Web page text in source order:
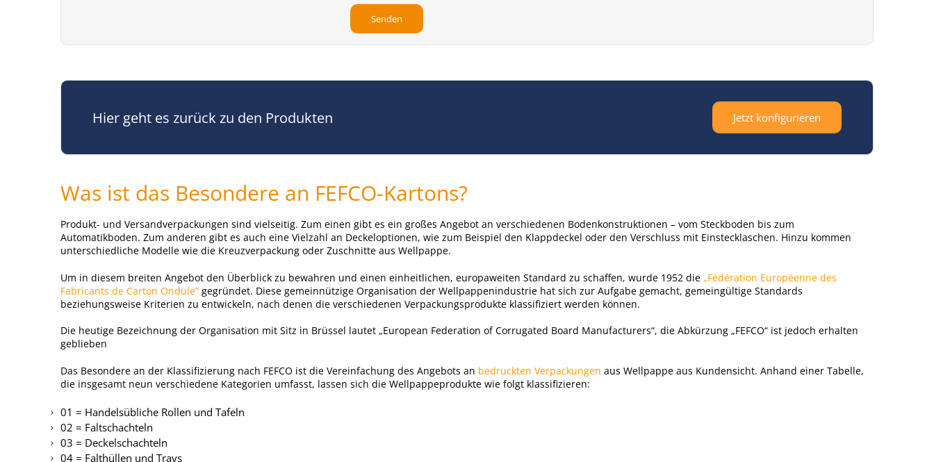
Hier geht es zurück zu den Produkten Jetzt konfigurieren
Was ist das Besondere an FEFCO-Kartons?
Produkt- und Versandverpackungen sind vielseitig. Zum einen gibt es ein großes Angebot an verschiedenen Bodenkonstruktionen – vom Steckboden bis zum
Automatikboden. Zum anderen gibt es auch eine Vielzahl an Deckeloptionen, wie zum Beispiel den Klappdeckel oder den Verschluss mit Einstecklaschen. Hinzu kommen
unterschiedliche Modelle wie die Kreuzverpackung oder Zuschnitte aus Wellpappe.
Um in diesem breiten Angebot den Überblick zu bewahren und einen einheitlichen, europaweiten Standard zu schaffen, wurde 1952 die „Fédération Européenne des
Fabricants de Carton Ondule“ gegründet. Diese gemeinnützige Organisation der Wellpappenindustrie hat sich zur Aufgabe gemacht, gemeingültige Standards
beziehungsweise Kriterien zu entwickeln, nach denen die verschiedenen Verpackungsprodukte klassifiziert werden können.
Die heutige Bezeichnung der Organisation mit Sitz in Brüssel lautet „European Federation of Corrugated Board Manufacturers“, die Abkürzung „FEFCO“ ist jedoch erhalten
geblieben
Das Besondere an der Klassifizierung nach FEFCO ist die Vereinfachung des Angebots an bedruckten Verpackungen aus Wellpappe aus Kundensicht. Anhand einer Tabelle,
die insgesamt neun verschiedene Kategorien umfasst, lassen sich die Wellpappeprodukte wie folgt klassifizieren:
01 = Handelsübliche Rollen und Tafeln
02 = Faltschachteln
03 = Deckelschachteln
04 = Falthüllen und Trays